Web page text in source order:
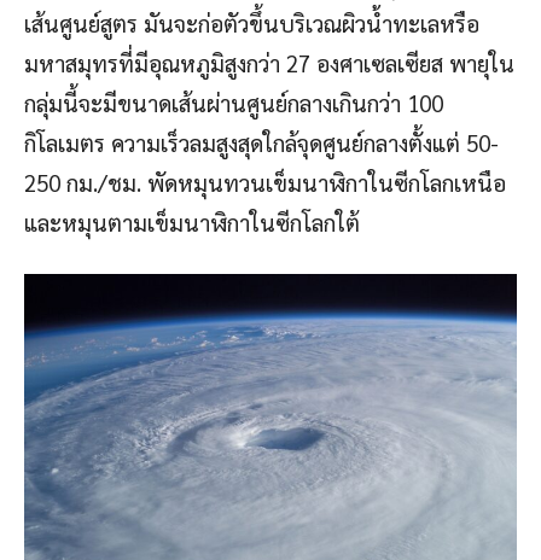
เส้นศูนย์สูตร มันจะก่อตัวขึ้นบริเวณผิวน้ำทะเลหรือ
มหาสมุทรที่มีอุณหภูมิสูงกว่า 27 องศาเซลเซียส พายุใน
กลุ่มนี้จะมีขนาดเส้นผ่านศูนย์กลางเกินกว่า 100
กิโลเมตร ความเร็วลมสูงสุดใกล้จุดศูนย์กลางตั้งแต่ 50-
250 กม./ชม. พัดหมุนทวนเข็มนาฬิกาในซีกโลกเหนือ
และหมุนตามเข็มนาฬิกาในซีกโลกใต้